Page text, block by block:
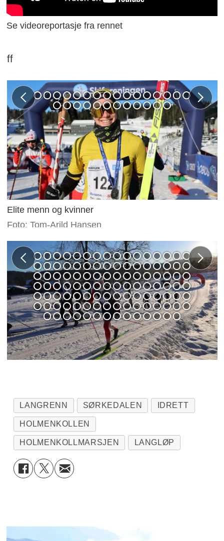
Se videoreportasje fra rennet
ff
Elite menn og kvinner
Foto: Tom-Arild Hansen
LANGRENN SØRKEDALEN IDRETT
HOLMENKOLLEN
HOLMENKOLLMARSJEN LANGLØP